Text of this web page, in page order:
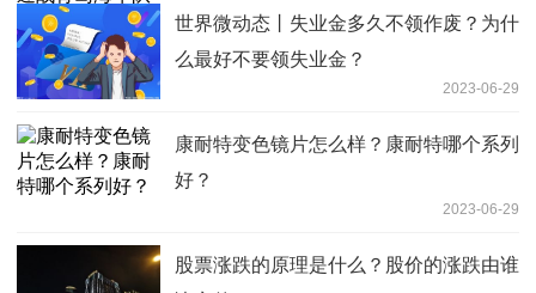
世界微动态丨失业金多久不领作废？为什
么最好不要领失业金？
2023-06-29
康耐特变色镜片怎么样？康耐特哪个系列
好？
2023-06-29
股票涨跌的原理是什么？股价的涨跌由谁